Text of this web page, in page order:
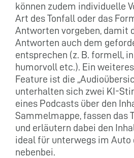
können zudem individuelle
Art des Tonfall oder das
Antworten vorgeben, damit
Antworten auch dem
entsprechen (z. B. formell,
humorvoll etc.). Ein
Feature ist die
unterhalten sich zwei KI-
eines Podcasts über den
Sammelmappe, fassen das
und erläutern dabei den
ideal für unterwegs im Auto
nebenbei.